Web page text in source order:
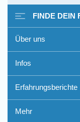
-
FINDE DEIN
Über uns
Infos
Erfahrungsberichte
Mehr